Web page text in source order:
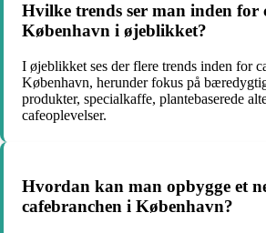
Hvilke trends ser man inden for
København i øjeblikket?
I øjeblikket ses der flere trends inden for
København, herunder fokus på
produkter, specialkaffe, plantebaserede
cafeoplevelser.
Hvordan kan man opbygge et
cafebranchen i København?